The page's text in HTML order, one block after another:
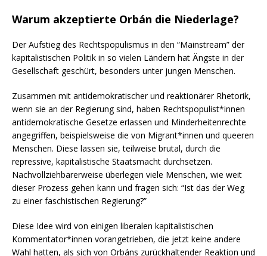
Warum akzeptierte Orbán die Niederlage?
Der Aufstieg des Rechtspopulismus in den “Mainstream” der
kapitalistischen Politik in so vielen Ländern hat Ängste in der
Gesellschaft geschürt, besonders unter jungen Menschen.
Zusammen mit antidemokratischer und reaktionärer Rhetorik,
wenn sie an der Regierung sind, haben Rechtspopulist*innen
antidemokratische Gesetze erlassen und Minderheitenrechte
angegriffen, beispielsweise die von Migrant*innen und queeren
Menschen. Diese lassen sie, teilweise brutal, durch die
repressive, kapitalistische Staatsmacht durchsetzen.
Nachvollziehbarerweise überlegen viele Menschen, wie weit
dieser Prozess gehen kann und fragen sich: “Ist das der Weg
zu einer faschistischen Regierung?”
Diese Idee wird von einigen liberalen kapitalistischen
Kommentator*innen vorangetrieben, die jetzt keine andere
Wahl hatten, als sich von Orbáns zurückhaltender Reaktion und